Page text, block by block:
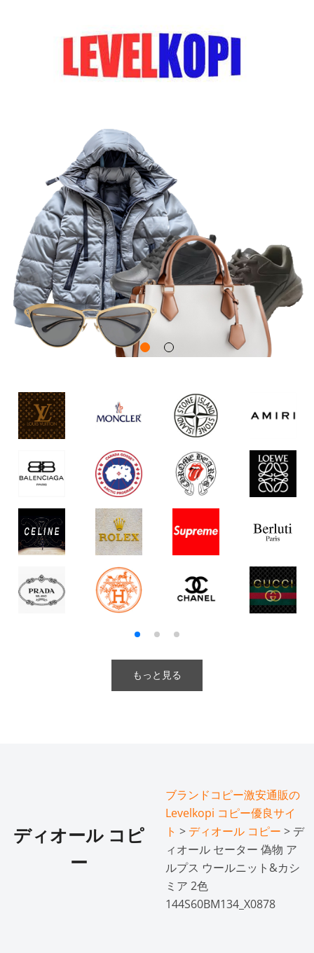
もっと見る
ディオール コピ
ー
ブランドコピー激安通販の
Levelkopi コピー優良サイ
ト > ディオール コピー > デ
ィオール セーター 偽物 ア
ルプス ウールニット&カシ
ミア 2色
144S60BM134_X0878